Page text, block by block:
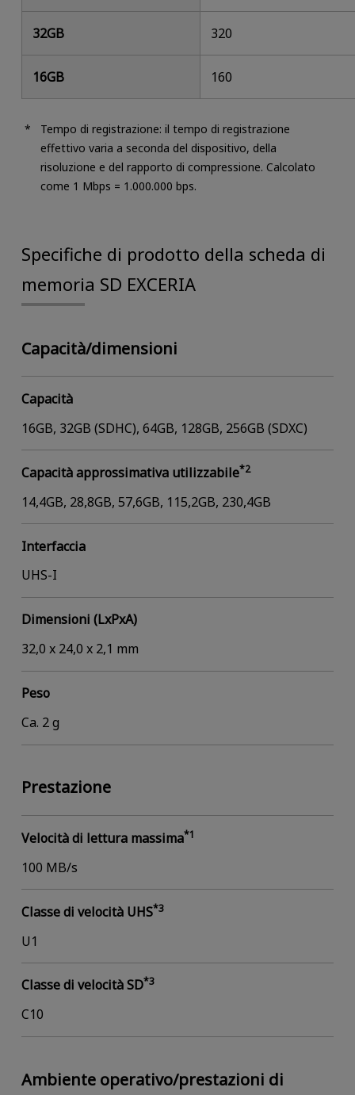
32GB 320
16GB 160
Tempo di registrazione: il tempo di registrazione
effettivo varia a seconda del dispositivo, della
risoluzione e del rapporto di compressione. Calcolato
come 1 Mbps = 1.000.000 bps.
Specifiche di prodotto della scheda di
memoria SD EXCERIA
Capacità/dimensioni
Capacità
16GB, 32GB (SDHC), 64GB, 128GB, 256GB (SDXC)
Capacità approssimativa utilizzabile*2
14,4GB, 28,8GB, 57,6GB, 115,2GB, 230,4GB
Interfaccia
UHS-I
Dimensioni (LxPxA)
32,0 x 24,0 x 2,1 mm
Peso
Ca. 2 g
Prestazione
Velocità di lettura massima*1
100 MB/s
Classe di velocità UHS*3
U1
Classe di velocità SD*3
C10
Ambiente operativo/prestazioni di